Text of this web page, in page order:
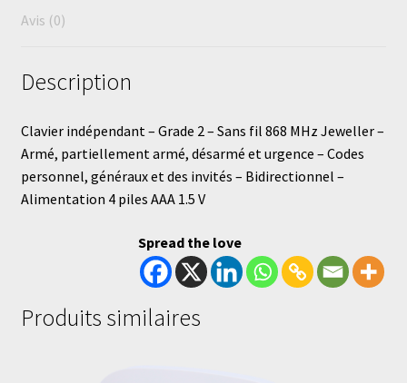
Avis (0)
Description
Clavier indépendant – Grade 2 – Sans fil 868 MHz Jeweller –
Armé, partiellement armé, désarmé et urgence – Codes
personnel, généraux et des invités – Bidirectionnel –
Alimentation 4 piles AAA 1.5 V
Spread the love
Produits similaires